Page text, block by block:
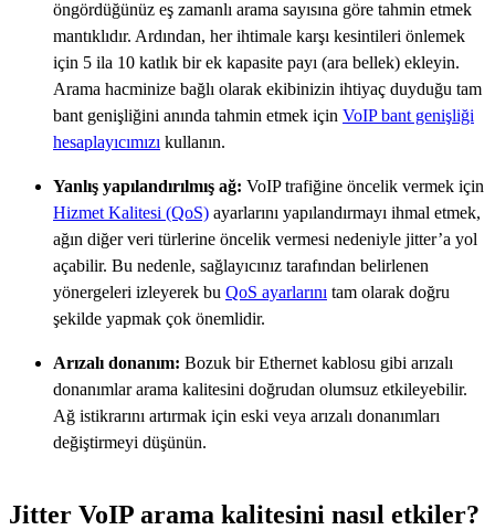
öngördüğünüz eş zamanlı arama sayısına göre tahmin etmek
mantıklıdır. Ardından, her ihtimale karşı kesintileri önlemek
için 5 ila 10 katlık bir ek kapasite payı (ara bellek) ekleyin.
Arama hacminize bağlı olarak ekibinizin ihtiyaç duyduğu tam
bant genişliğini anında tahmin etmek için VoIP bant genişliği
hesaplayıcımızı kullanın.
Yanlış yapılandırılmış ağ: VoIP trafiğine öncelik vermek için
Hizmet Kalitesi (QoS) ayarlarını yapılandırmayı ihmal etmek,
ağın diğer veri türlerine öncelik vermesi nedeniyle jitter’a yol
açabilir. Bu nedenle, sağlayıcınız tarafından belirlenen
yönergeleri izleyerek bu QoS ayarlarını tam olarak doğru
şekilde yapmak çok önemlidir.
Arızalı donanım: Bozuk bir Ethernet kablosu gibi arızalı
donanımlar arama kalitesini doğrudan olumsuz etkileyebilir.
Ağ istikrarını artırmak için eski veya arızalı donanımları
değiştirmeyi düşünün.
Jitter VoIP arama kalitesini nasıl etkiler?